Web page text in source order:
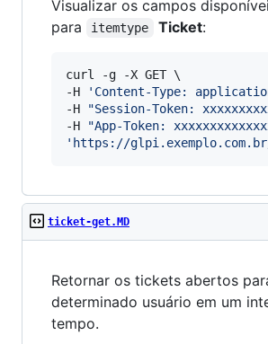
Visualizar os campos
para
itemtype Ticket:
curl -g -X GET \
-H
' Content-Type:
-H
"Session-Token:
-H
"App-Token:
' https://
ticket-get.MD
Retornar os tickets abertos
determinado usuário em um
tempo.